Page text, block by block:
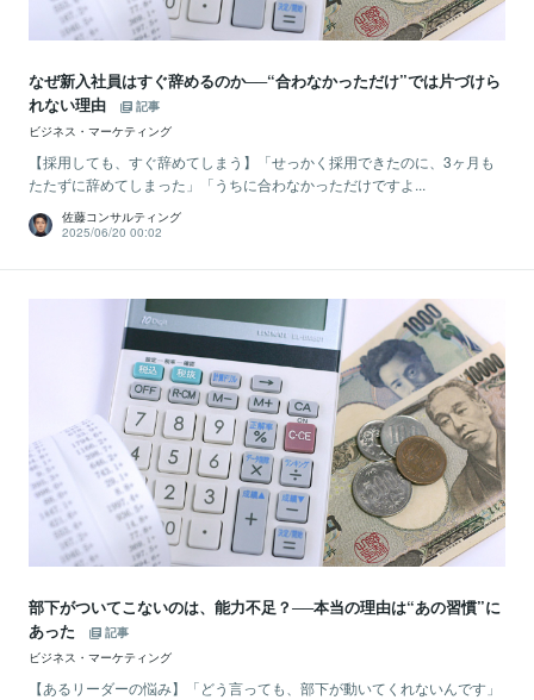
なぜ新入社員はすぐ辞めるのか──“合わなかっただけ”では片づけら
れない理由
記事
ビジネス・マーケティング
【採用しても、すぐ辞めてしまう】「せっかく採用できたのに、3ヶ月も
たたずに辞めてしまった」「うちに合わなかっただけですよ...
佐藤コンサルティング
2025/06/20 00:02
部下がついてこないのは、能力不足？──本当の理由は“あの習慣”に
あった
記事
ビジネス・マーケティング
【あるリーダーの悩み】「どう言っても、部下が動いてくれないんです」